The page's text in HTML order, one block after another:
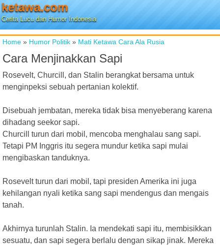
ketawa.com
Cerita Lucu dan Humor Indonesia
Home » Humor Politik » Mati Ketawa Cara Ala Rusia
Cara Menjinakkan Sapi
Rosevelt, Churcill, dan Stalin berangkat bersama untuk
menginpeksi sebuah pertanian kolektif.
Disebuah jembatan, mereka tidak bisa menyeberang karena
dihadang seekor sapi.
Churcill turun dari mobil, mencoba menghalau sang sapi.
Tetapi PM Inggris itu segera mundur ketika sapi mulai
mengibaskan tanduknya.
Rosevelt turun dari mobil, tapi presiden Amerika ini juga
kehilangan nyali ketika sang sapi mendengus dan mengais
tanah.
Akhirnya turunlah Stalin. Ia mendekati sapi itu, membisikkan
sesuatu, dan sapi segera berlalu dengan sikap jinak. Mereka